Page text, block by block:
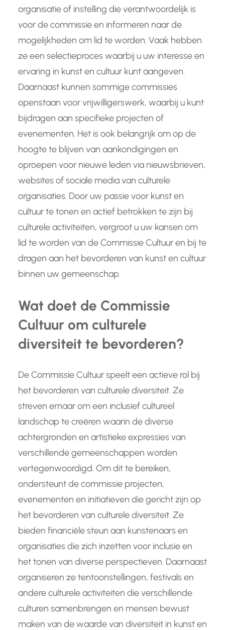
organisatie of instelling die verantwoordelijk is
voor de commissie en informeren naar de
mogelijkheden om lid te worden. Vaak hebben
ze een selectieproces waarbij u uw interesse en
ervaring in kunst en cultuur kunt aangeven.
Daarnaast kunnen sommige commissies
openstaan voor vrijwilligerswerk, waarbij u kunt
bijdragen aan specifieke projecten of
evenementen. Het is ook belangrijk om op de
hoogte te blijven van aankondigingen en
oproepen voor nieuwe leden via nieuwsbrieven,
websites of sociale media van culturele
organisaties. Door uw passie voor kunst en
cultuur te tonen en actief betrokken te zijn bij
culturele activiteiten, vergroot u uw kansen om
lid te worden van de Commissie Cultuur en bij te
dragen aan het bevorderen van kunst en cultuur
binnen uw gemeenschap.
Wat doet de Commissie
Cultuur om culturele
diversiteit te bevorderen?
De Commissie Cultuur speelt een actieve rol bij
het bevorderen van culturele diversiteit. Ze
streven ernaar om een inclusief cultureel
landschap te creëren waarin de diverse
achtergronden en artistieke expressies van
verschillende gemeenschappen worden
vertegenwoordigd. Om dit te bereiken,
ondersteunt de commissie projecten,
evenementen en initiatieven die gericht zijn op
het bevorderen van culturele diversiteit. Ze
bieden financiële steun aan kunstenaars en
organisaties die zich inzetten voor inclusie en
het tonen van diverse perspectieven. Daarnaast
organiseren ze tentoonstellingen, festivals en
andere culturele activiteiten die verschillende
culturen samenbrengen en mensen bewust
maken van de waarde van diversiteit in kunst en